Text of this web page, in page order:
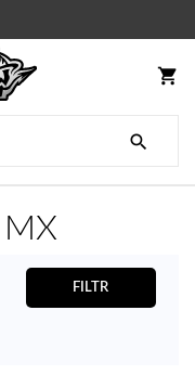
shopping_cart

FILTR